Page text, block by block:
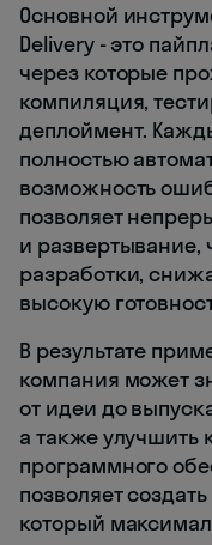
Основной
Delivery - это
через которые
компиляция,
деплоймент.
полностью
возможность
позволяет
и развертывание,
разработки,
высокую
В результате
компания может
от идеи до
а также улучшить
программного
позволяет
который